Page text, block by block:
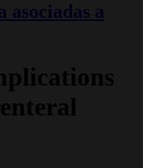
asociadas a